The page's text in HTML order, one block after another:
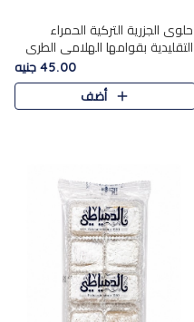
حلوى الجزرية التركية الحمراء
التقليدية بقوامها الهلامي الطري
ولونها الأحمر المميز، محشوة
بسخاء بالفول السوداني المحمص
لتمنحك توازنًا رائعًا ..
45.00 جنيه
أضف